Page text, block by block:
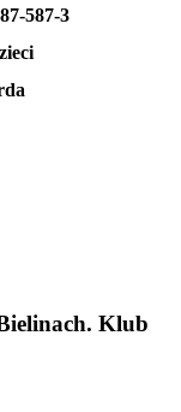
587-3
Klub